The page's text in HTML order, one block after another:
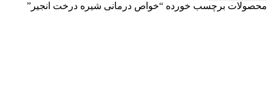
محصولات برچسب خورده “خواص درمانی شیره درخت انجیر”